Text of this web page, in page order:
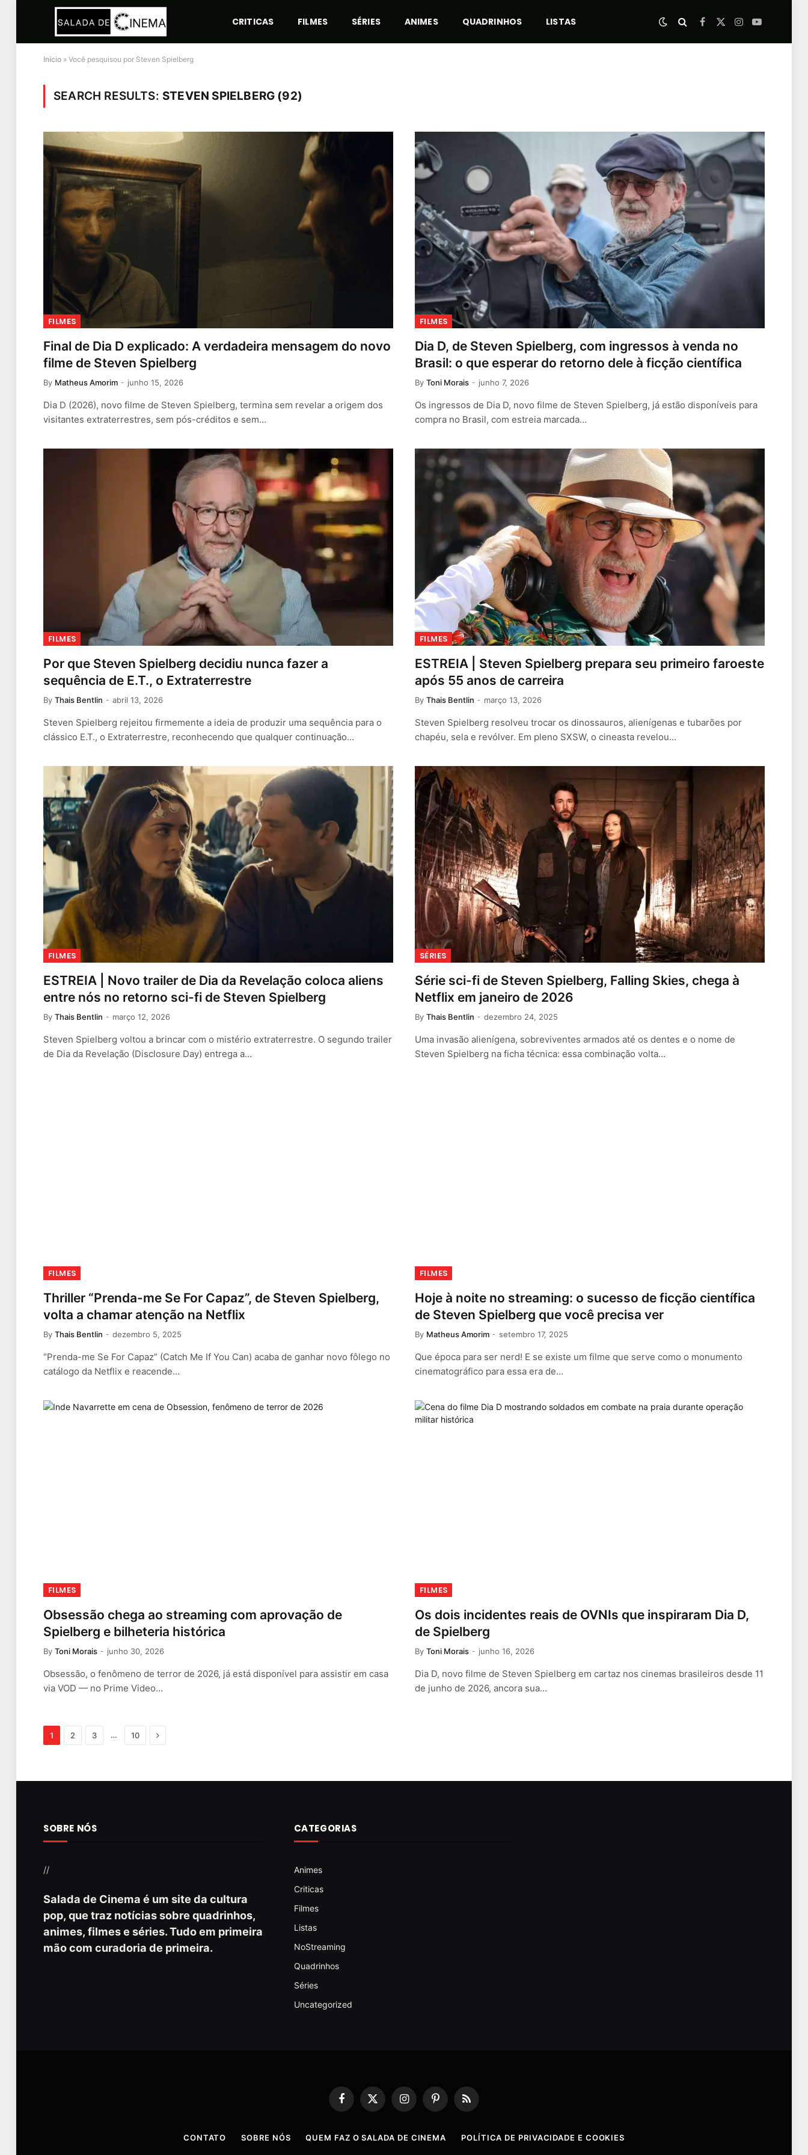
CRITICAS FILMES SÉRIES ANIMES QUADRINHOS LISTAS Facebook
X
Instagram
YouTube
Início » Você pesquisou por Steven Spielberg
SEARCH RESULTS: STEVEN SPIELBERG (92)
FILMES
Final de Dia D explicado: A verdadeira mensagem do novo
filme de Steven Spielberg
By Matheus Amorim junho 15, 2026
Dia D (2026), novo filme de Steven Spielberg, termina sem revelar a origem dos
visitantes extraterrestres, sem pós-créditos e sem…
FILMES
Dia D, de Steven Spielberg, com ingressos à venda no
Brasil: o que esperar do retorno dele à ficção científica
By Toni Morais junho 7, 2026
Os ingressos de Dia D, novo filme de Steven Spielberg, já estão disponíveis para
compra no Brasil, com estreia marcada…
FILMES
Por que Steven Spielberg decidiu nunca fazer a
sequência de E.T., o Extraterrestre
By Thais Bentlin abril 13, 2026
Steven Spielberg rejeitou firmemente a ideia de produzir uma sequência para o
clássico E.T., o Extraterrestre, reconhecendo que qualquer continuação…
FILMES
ESTREIA | Steven Spielberg prepara seu primeiro faroeste
após 55 anos de carreira
By Thais Bentlin março 13, 2026
Steven Spielberg resolveu trocar os dinossauros, alienígenas e tubarões por
chapéu, sela e revólver. Em pleno SXSW, o cineasta revelou…
FILMES
ESTREIA | Novo trailer de Dia da Revelação coloca aliens
entre nós no retorno sci-fi de Steven Spielberg
By Thais Bentlin março 12, 2026
Steven Spielberg voltou a brincar com o mistério extraterrestre. O segundo trailer
de Dia da Revelação (Disclosure Day) entrega a…
SÉRIES
Série sci-fi de Steven Spielberg, Falling Skies, chega à
Netflix em janeiro de 2026
By Thais Bentlin dezembro 24, 2025
Uma invasão alienígena, sobreviventes armados até os dentes e o nome de
Steven Spielberg na ficha técnica: essa combinação volta…
FILMES
Thriller “Prenda-me Se For Capaz”, de Steven Spielberg,
volta a chamar atenção na Netflix
By Thais Bentlin dezembro 5, 2025
“Prenda-me Se For Capaz” (Catch Me If You Can) acaba de ganhar novo fôlego no
catálogo da Netflix e reacende…
FILMES
Hoje à noite no streaming: o sucesso de ficção científica
de Steven Spielberg que você precisa ver
By Matheus Amorim setembro 17, 2025
Que época para ser nerd! E se existe um filme que serve como o monumento
cinematográfico para essa era de…
FILMES
Obsessão chega ao streaming com aprovação de
Spielberg e bilheteria histórica
By Toni Morais junho 30, 2026
Obsessão, o fenômeno de terror de 2026, já está disponível para assistir em casa
via VOD — no Prime Video…
FILMES
Os dois incidentes reais de OVNIs que inspiraram Dia D,
de Spielberg
By Toni Morais junho 16, 2026
Dia D, novo filme de Steven Spielberg em cartaz nos cinemas brasileiros desde 11
de junho de 2026, ancora sua…
1 2 3 … 10 Next
SOBRE NÓS
//
Salada de Cinema é um site da cultura
pop, que traz notícias sobre quadrinhos,
animes, filmes e séries. Tudo em primeira
mão com curadoria de primeira.
CATEGORIAS
Animes
Criticas
Filmes
Listas
NoStreaming
Quadrinhos
Séries
Uncategorized
Facebook
X
(Twitter)
InstagramPinterestRSS
CONTATO SOBRE NÓS QUEM FAZ O SALADA DE CINEMA POLÍTICA DE PRIVACIDADE E COOKIES